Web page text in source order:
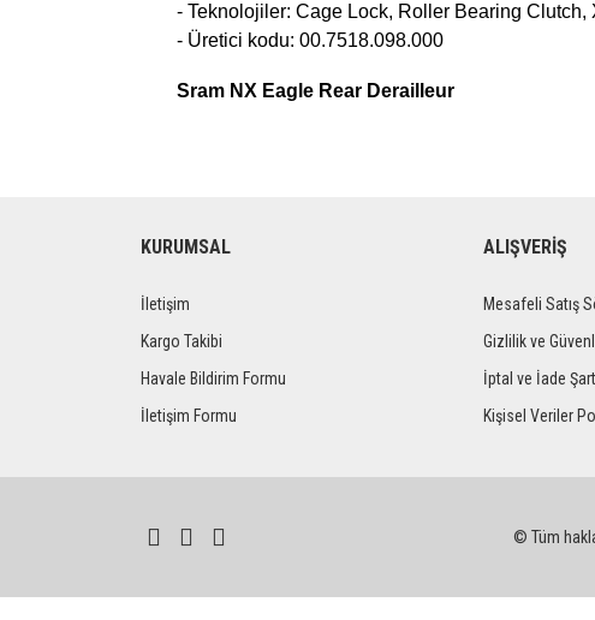
- Teknolojiler: Cage Lock, Roller Bearing
- Üretici kodu: 00.7518.098.000
Sram NX Eagle Rear Derailleur
KURUMSAL
İletişim
Kargo Takibi
Havale Bildirim Formu
İletişim Formu
ALIŞVERİŞ
Mesafeli Satış
Gizlilik ve
İptal ve İade
Kişisel Veriler
© Tüm